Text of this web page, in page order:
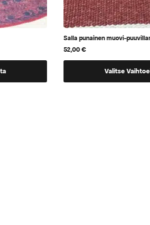
Salla punainen muovi-
52,00€
Valitse
tuotteella